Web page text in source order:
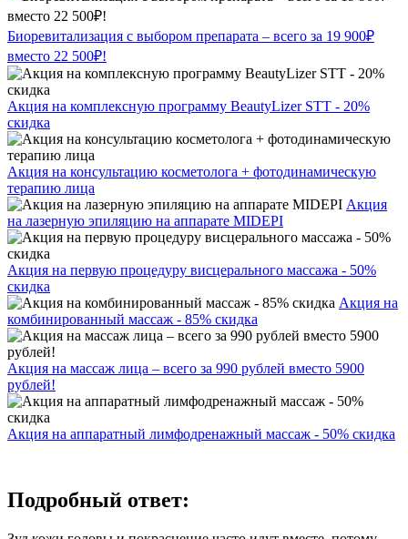
Биоревитализация с выбором препарата – всего за 19 900₽
вместо 22 500₽!
Акция на комплексную программу BeautyLizer STT - 20%
скидка
Акция на консультацию косметолога + фотодинамическую
терапию лица
Акция
на лазерную эпиляцию на аппарате MIDEPI
Акция на первую процедуру висцерального массажа - 50%
скидка
Акция на
комбинированный массаж - 85% скидка
Акция на массаж лица – всего за 990 рублей вместо 5900
рублей!
Акция на аппаратный лимфодренажный массаж - 50% скидка
Подробный ответ: